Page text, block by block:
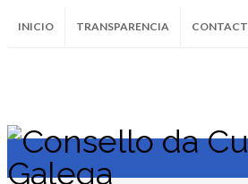
INICIO TRANSPARENCIA
InstagramFacebookTwitter